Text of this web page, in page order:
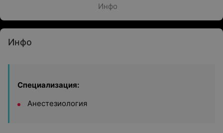
Инфо
Инфо
Специализация:
Анестезиология